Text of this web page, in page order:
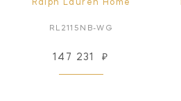
Ralph Lauren Home
RL2115NB-WG
147 231 ₽